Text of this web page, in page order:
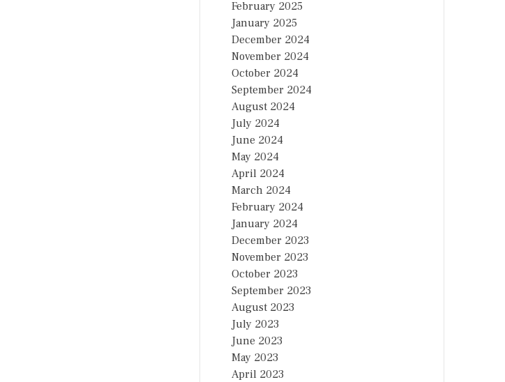
February 2025
January 2025
December 2024
November 2024
October 2024
September 2024
August 2024
July 2024
June 2024
May 2024
April 2024
March 2024
February 2024
January 2024
December 2023
November 2023
October 2023
September 2023
August 2023
July 2023
June 2023
May 2023
April 2023